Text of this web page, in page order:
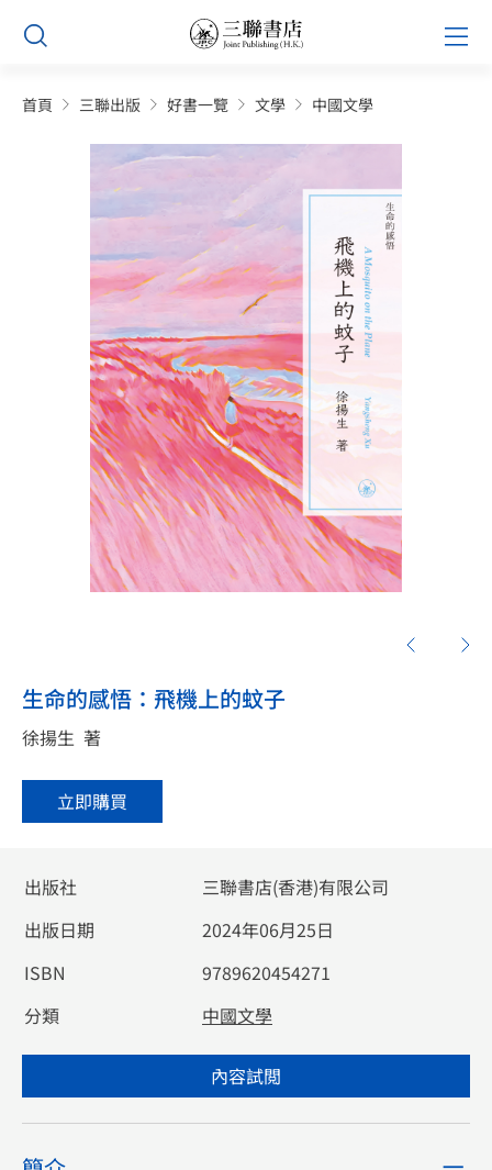
Skip
content
首頁 三聯出版 好書一覽 文學 中國文學
生命的感悟：飛機上的蚊子
徐揚生 著
立即購買
出版社
三聯書店(香港)有限公司
出版日期
2024年06月25日
ISBN
9789620454271
分類
中國文學
內容試閲